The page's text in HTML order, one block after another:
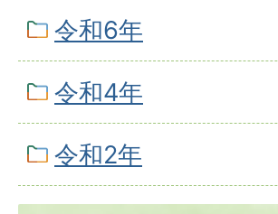
令和6年
令和4年
令和2年